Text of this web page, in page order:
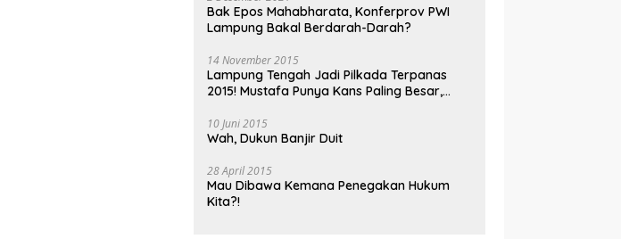
Bak Epos Mahabharata, Konferprov PWI
Lampung Bakal Berdarah-Darah?
14 November 2015
Lampung Tengah Jadi Pilkada Terpanas
2015! Mustafa Punya Kans Paling Besar,
10 Juni 2015
Wah, Dukun Banjir Duit
28 April 2015
Mau Dibawa Kemana Penegakan Hukum
Kita?!